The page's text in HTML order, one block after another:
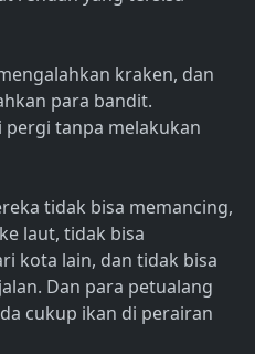
kraken, dan
para bandit.
tanpa melakukan
tidak bisa memancing,
laut, tidak bisa
kota lain, dan tidak bisa
Dan para petualang
cukup ikan di perairan